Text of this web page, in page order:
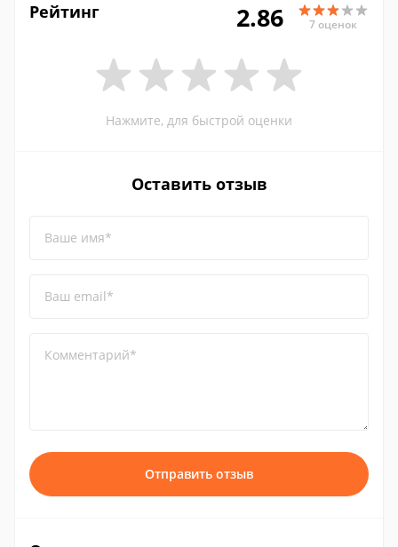
Рейтинг 2.86 7 оценок
Нажмите, для быстрой оценки
Оставить отзыв
Ваше имя*
Ваш email*
Комментарий*
Отправить отзыв